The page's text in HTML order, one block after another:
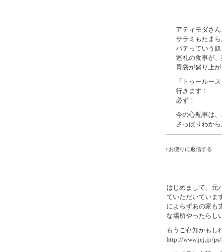
アティモダさ
サラミもたま
パテっていう
巡礼の食事が
胃袋が盛り上
「トゥールー
行きます！
必ず！
今の心配事は
さっぱりわか
↑お便りに返信する
はじめまして。元
ていただいていま
によらずあの家も
な場所やったらし
もうご存知かもし
http://www.jej.jp/